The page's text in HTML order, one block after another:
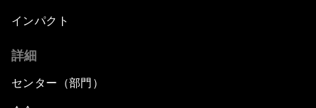
インパクト
詳細
センター（部門）